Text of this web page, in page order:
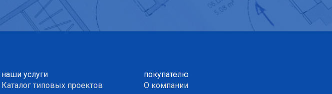
наши услуги
Каталог типовых проектов
покупателю
О компании